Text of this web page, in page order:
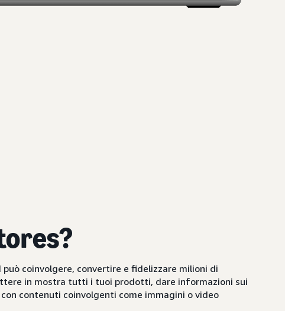
coinvolgere, convertire e fidelizzare milioni di
in mostra tutti i tuoi prodotti, dare informazioni sui
contenuti coinvolgenti come immagini o video